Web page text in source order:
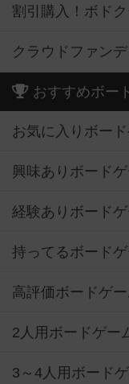
割引購入！ボド
クラウドファン
おすすめボー
お気に入りボー
興味ありボード
経験ありボード
持ってるボード
高評価ボードゲ
2人用ボードゲー
3～4人用ボード